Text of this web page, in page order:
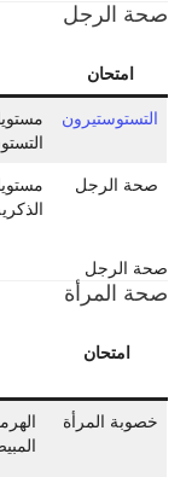
صحة الرجل
امتحان
التستوستيرون
صحة الرجل
صحة الرجل
صحة المرأة
امتحان
خصوبة المرأة